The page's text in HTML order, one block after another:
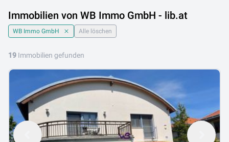
Immobilien von WB Immo GmbH - lib.at
WB Immo GmbH Alle löschen
19 Immobilien gefunden